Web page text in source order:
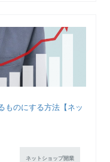
ものにする方法【ネッ
ネットショップ開業